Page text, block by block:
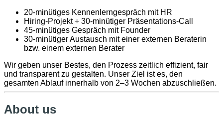
20-minütiges Kennenlerngespräch mit HR
Hiring-Projekt + 30-minütiger Präsentations-Call
45-minütiges Gespräch mit Founder
30-minütiger Austausch mit einer externen Beraterin
bzw. einem externen Berater
Wir geben unser Bestes, den Prozess zeitlich effizient, fair
und transparent zu gestalten. Unser Ziel ist es, den
gesamten Ablauf innerhalb von 2–3 Wochen abzuschließen.
About us